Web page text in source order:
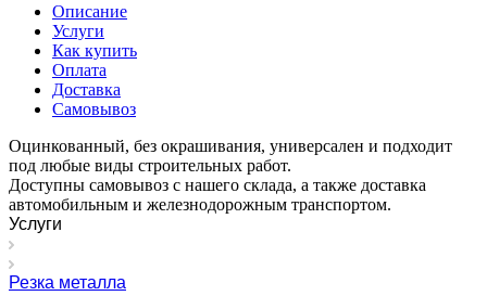
Описание
Услуги
Как купить
Оплата
Доставка
Самовывоз
Оцинкованный, без окрашивания, универсален и подходит
под любые виды строительных работ.
Доступны самовывоз с нашего склада, а также доставка
автомобильным и железнодорожным транспортом.
Услуги
Резка металла